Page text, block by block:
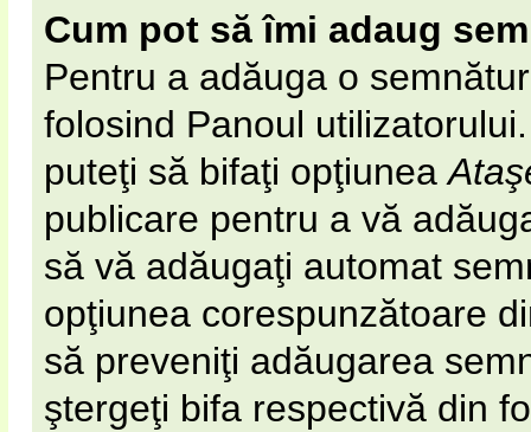
Cum pot să îmi adaug
Pentru a adăuga o
folosind Panoul
puteţi să bifaţi opţiunea
publicare pentru a vă
să vă adăugaţi automat
opţiunea corespunzătoare
să preveniţi adăugarea
ştergeţi bifa respectivă din